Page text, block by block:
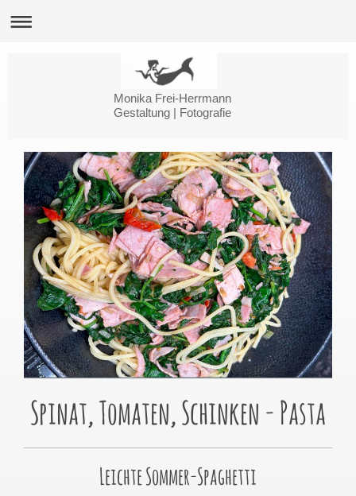
Monika Frei-Herrmann
Gestaltung | Fotografie
Spinat, Tomaten, Schinken - Pasta
Leichte Sommer-Spaghetti